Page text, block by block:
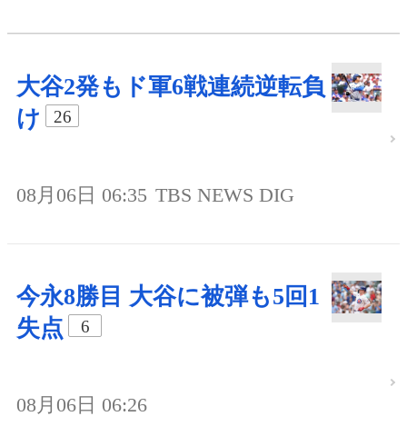
大谷2発もド軍6戦連続逆転負
け
26
08月06日 06:35 TBS NEWS DIG
今永8勝目 大谷に被弾も5回1
失点
6
08月06日 06:26